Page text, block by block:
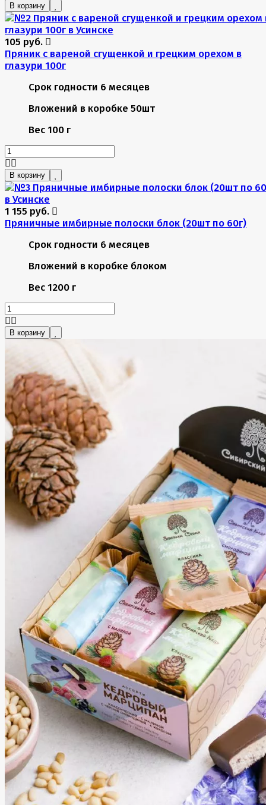
В корзину
105 руб.
Пряник с вареной сгущенкой и грецким орехом в
глазури 100г
Срок годности 6 месяцев
Вложений в коробке 50шт
Вес 100 г
В корзину
1 155 руб.
Пряничные имбирные полоски блок (20шт по 60г)
Срок годности 6 месяцев
Вложений в коробке блоком
Вес 1200 г
В корзину